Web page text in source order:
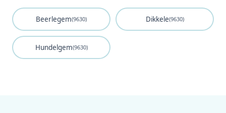
Beerlegem(9630) Dikkele(9630)
Hundelgem(9630)